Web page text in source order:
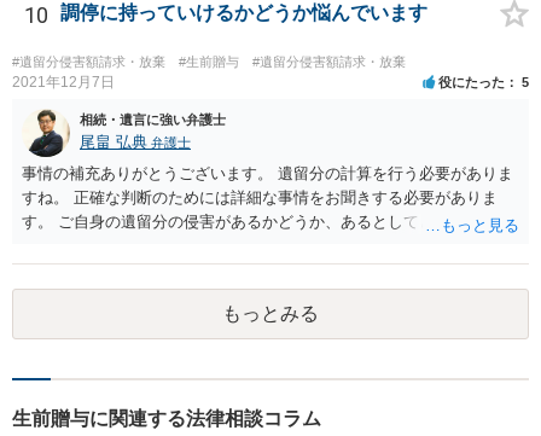
10 調停に持っていけるかどうか悩んでいます
#遺留分侵害額請求・放棄 #生前贈与 #遺留分侵害額請求・放棄
2021年12月7日 役にたった 5
相続・遺言に強い弁護士
尾畠 弘典 弁護士
事情の補充ありがとうございます。 遺留分の計算を行う必要がありま
すね。 正確な判断のためには詳細な事情をお聞きする必要がありま
す。 ご自身の遺留分の侵害があるかどうか、あるとしてどの程度の金
相談されるのが良いと思います。
もっとみる
生前贈与に関連する法律相談コラム